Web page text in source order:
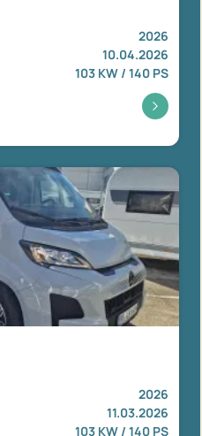
2026
10.04.2026
103 KW / 140 PS
2026
11.03.2026
103 KW / 140 PS